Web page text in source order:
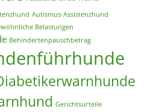
Autismus-Assistenzhund
Belastungen
Behindertenpauschbetrag
Gerichtsurteile